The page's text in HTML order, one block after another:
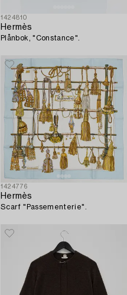
1424810
Hermès
Plånbok, "Constance".
1424776
Hermès
Scarf "Passementerie".